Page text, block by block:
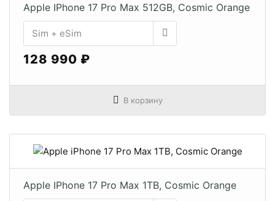
Apple IPhone 17 Pro Max 512GB, Cosmic Orange
128 990 ₽
В корзину
Apple IPhone 17 Pro Max 1TB, Cosmic Orange